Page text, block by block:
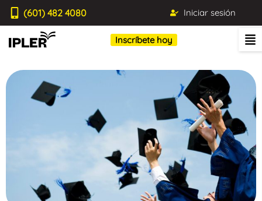
(601) 482 4080 Iniciar sesión
Inscríbete hoy